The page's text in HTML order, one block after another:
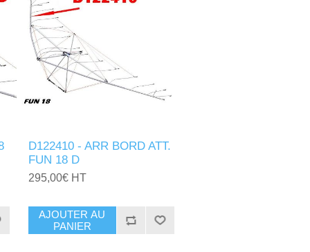
D122410 - ARR BORD ATT.
FUN 18 D
295,00€ HT
AJOUTER AU
PANIER